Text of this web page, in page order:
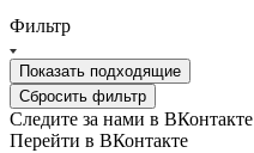
Фильтр
Показать подходящие
Сбросить фильтр
Следите за нами в ВКонтакте
Перейти в ВКонтакте